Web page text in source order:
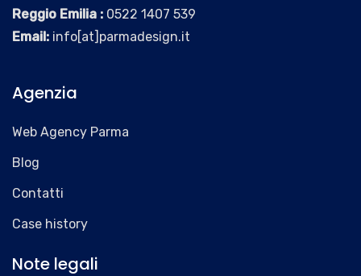
Reggio Emilia : 0522 1407 539
Email: info[at]parmadesign.it
Agenzia
Web Agency Parma
Blog
Contatti
Case history
Note legali